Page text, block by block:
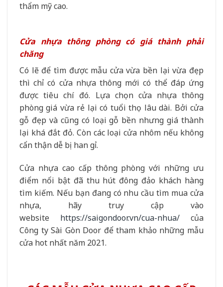
thẩm mỹ cao.
Cửa nhựa thông phòng có giá thành phải
chăng
Có lẽ để tìm được mẫu cửa vừa bền lại vừa đẹp
thì chỉ có cửa nhựa thông mới có thể đáp ứng
được tiêu chí đó. Lựa chọn cửa nhựa thông
phòng giá vừa rẻ lại có tuổi thọ lâu dài. Bởi cửa
gỗ đẹp và cũng có loại gỗ bền nhưng giá thành
lại khá đắt đỏ. Còn các loại cửa nhôm nếu không
cẩn thận dễ bị han gỉ.
Cửa nhựa cao cấp thông phòng với những ưu
điểm nổi bật đã thu hút đông đảo khách hàng
tìm kiếm. Nếu bạn đang có nhu cầu tìm mua cửa
nhựa, hãy truy cập vào
website https://saigondoor.vn/cua-nhua/ của
Công ty Sài Gòn Door để tham khảo những mẫu
cửa hot nhất năm 2021.